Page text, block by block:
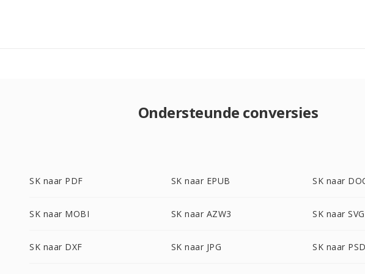
Ondersteunde conversies
SK naar PDF SK naar EPUB SK naar
SK naar MOBI SK naar AZW3 SK naar SVG
SK naar DXF SK naar JPG SK naar